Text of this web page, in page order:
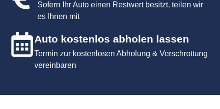
Sofern Ihr Auto einen Restwert besitzt, teilen wir
es Ihnen mit
Auto kostenlos abholen lassen
Termin zur kostenlosen Abholung & Verschrottung
vereinbaren